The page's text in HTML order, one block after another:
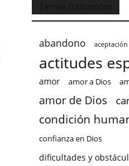
abandono aceptación
actitudes
amor amor a Dios
amor de Dios
condición
confianza en Dios
dificultades y